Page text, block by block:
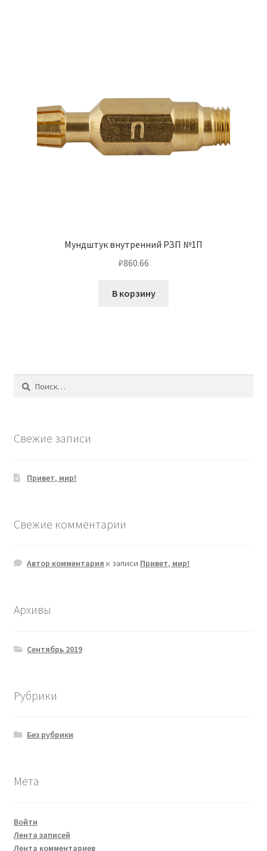
Мундштук внутренний РЗП №1П
₽860.66
В корзину
Найти:
Свежие записи
Привет, мир!
Свежие комментарии
Автор комментария к записи Привет, мир!
Архивы
Сентябрь 2019
Рубрики
Без рубрики
Мета
Войти
Лента записей
Лента комментариев